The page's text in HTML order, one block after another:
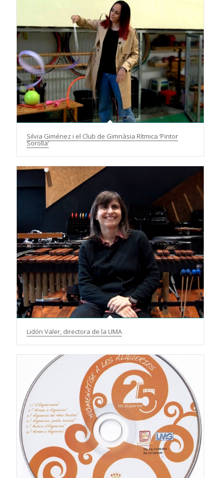
Silvia Giménez i el Club de Gimnàsia Rítmica ‘Pintor
Sorolla’
Lidón Valer, directora de la UMA